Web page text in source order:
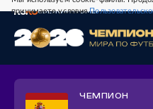
принимаете условия
СВЕЖИЙ НОМЕР
ЧЕМПИОН